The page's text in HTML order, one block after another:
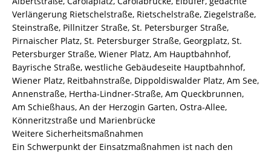
Verlängerung Rietschelstraße, Rietschelstraße, Ziegelstraße,
Steinstraße, Pillnitzer Straße, St. Petersburger Straße,
Pirnaischer Platz, St. Petersburger Straße, Georgplatz, St.
Petersburger Straße, Wiener Platz, Am Hauptbahnhof,
Bayrische Straße, westliche Gebäudeseite Hauptbahnhof,
Wiener Platz, Reitbahnstraße, Dippoldiswalder Platz, Am See,
Annenstraße, Hertha-Lindner-Straße, Am Queckbrunnen,
Am Schießhaus, An der Herzogin Garten, Ostra-Allee,
Könneritzstraße und Marienbrücke
Weitere Sicherheitsmaßnahmen
Ein Schwerpunkt der Einsatzmaßnahmen ist nach den